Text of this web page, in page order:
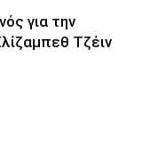
για την
Τζέιν